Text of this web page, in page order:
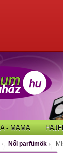
- MAMA
Női parfümök